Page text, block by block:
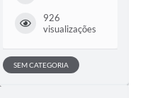
926
visualizações
SEM CATEGORIA